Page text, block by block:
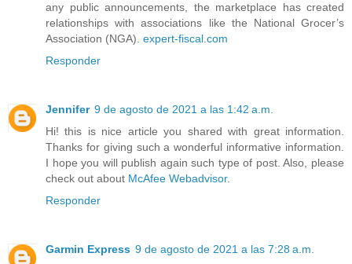
any public announcements, the marketplace has created
relationships with associations like the National Grocer’s
Association (NGA). expert-fiscal.com
Responder
Jennifer 9 de agosto de 2021 a las 1:42 a.m.
Hi! this is nice article you shared with great information.
Thanks for giving such a wonderful informative information.
I hope you will publish again such type of post. Also, please
check out about McAfee Webadvisor.
Responder
Garmin Express 9 de agosto de 2021 a las 7:28 a.m.